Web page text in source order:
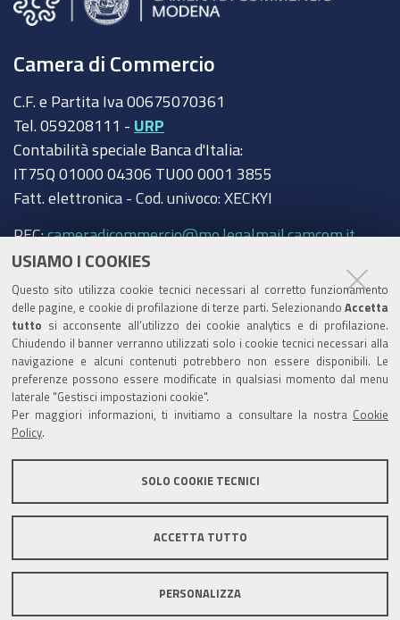
USIAMO I COOKIES
Questo sito utilizza cookie tecnici necessari al corretto funzionamento
delle pagine, e cookie di profilazione di terze parti. Selezionando Accetta
tutto si acconsente all’utilizzo dei cookie analytics e di profilazione.
Chiudendo il banner verranno utilizzati solo i cookie tecnici necessari alla
navigazione e alcuni contenuti potrebbero non essere disponibili. Le
preferenze possono essere modificate in qualsiasi momento dal menu
laterale "Gestisci impostazioni cookie".
Per maggiori informazioni, ti invitiamo a consultare la nostra Cookie
Policy
SOLO COOKIE TECNICI
ACCETTA TUTTO
PERSONALIZZA
Camera di Commercio
C.F. e Partita Iva 00675070361
Tel. 059208111 - URP
Contabilità speciale Banca d'Italia:
IT75Q 01000 04306 TU00 0001 3855
Fatt. elettronica - Cod. univoco: XECKYI
PEC:cameradicommercio@mo.legalmail.camcom.it
Trasparenza
Amministrazione trasparente
Albo Camerale
Pubblicità Legale
Area riservata Amministratori
Informativa generale
Informative privacy
Accessibilità
Note legali
Informativa estesa sui cookie
Social media policy